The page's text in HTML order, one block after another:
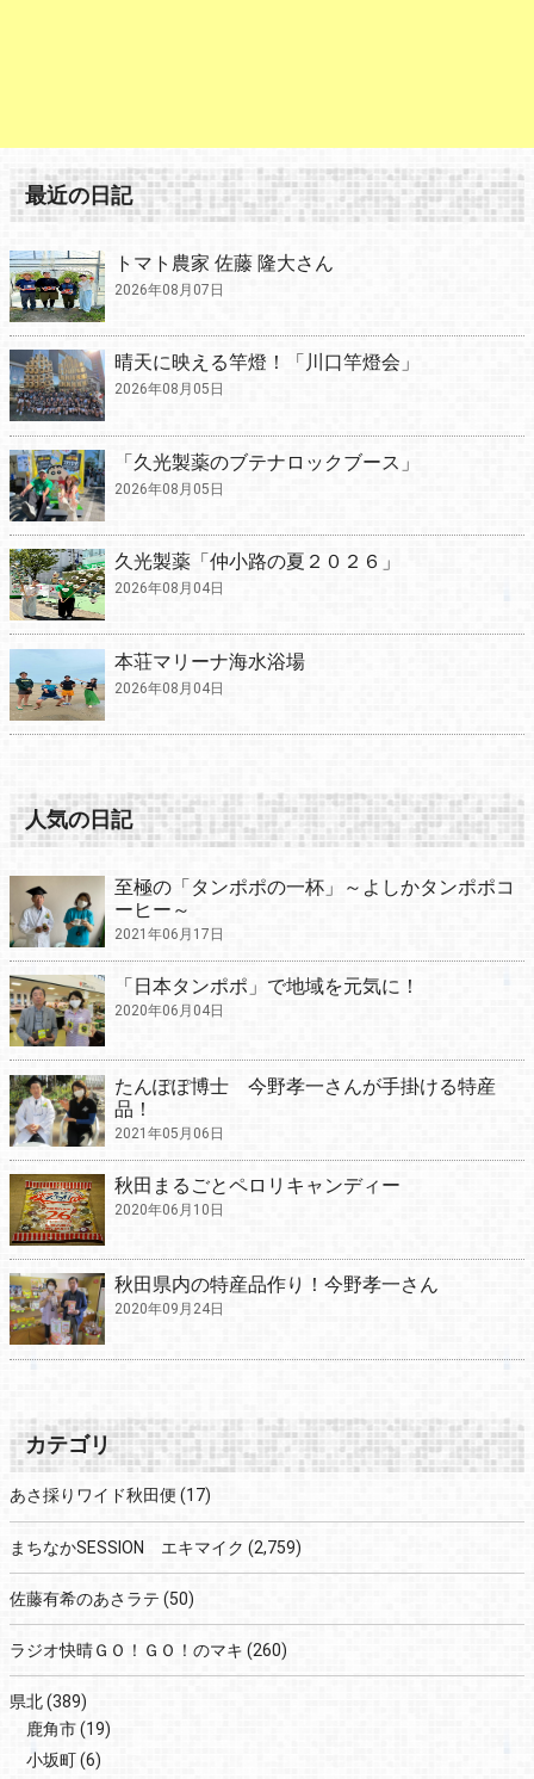
最近の日記
トマト農家 佐藤 隆大さん
2026年08月07日
晴天に映える竿燈！「川口竿燈会」
2026年08月05日
「久光製薬のブテナロックブース」
2026年08月05日
久光製薬「仲小路の夏２０２６」
2026年08月04日
本荘マリーナ海水浴場
2026年08月04日
人気の日記
至極の「タンポポの一杯」～よしかタンポポコ
ーヒー～
2021年06月17日
「日本タンポポ」で地域を元気に！
2020年06月04日
たんぽぽ博士 今野孝一さんが手掛ける特産
品！
2021年05月06日
秋田まるごとペロリキャンディー
2020年06月10日
秋田県内の特産品作り！今野孝一さん
2020年09月24日
カテゴリ
あさ採りワイド秋田便 (17)
まちなかSESSION エキマイク (2,759)
佐藤有希のあさラテ (50)
ラジオ快晴ＧＯ！ＧＯ！のマキ (260)
県北(389)
鹿角市(19)
小坂町(6)